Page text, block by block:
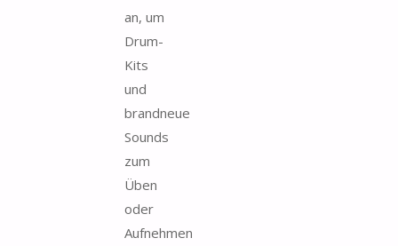
an, um
Drum-
Kits
und
brandneue
Sounds
zum
Üben
oder
Aufnehmen